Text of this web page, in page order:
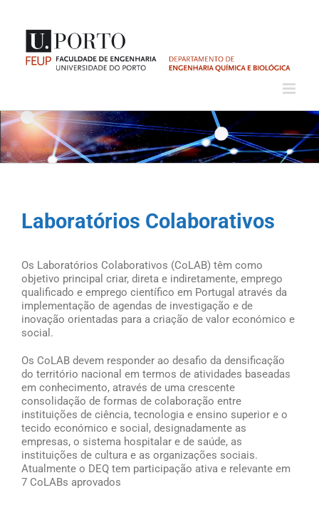
content
Laboratórios Colaborativos
Os Laboratórios Colaborativos (CoLAB) têm como
objetivo principal criar, direta e indiretamente, emprego
qualificado e emprego científico em Portugal através da
implementação de agendas de investigação e de
inovação orientadas para a criação de valor económico e
social.
Os CoLAB devem responder ao desafio da densificação
do território nacional em termos de atividades baseadas
em conhecimento, através de uma crescente
consolidação de formas de colaboração entre
instituições de ciência, tecnologia e ensino superior e o
tecido económico e social, designadamente as
empresas, o sistema hospitalar e de saúde, as
instituições de cultura e as organizações sociais.
Atualmente o DEQ tem participação ativa e relevante em
7 CoLABs aprovados